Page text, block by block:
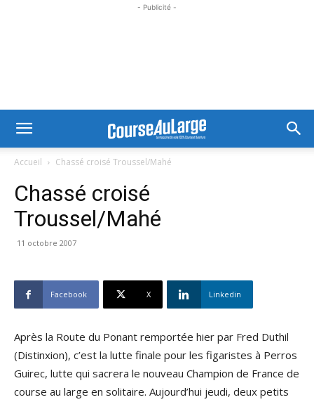
- Publicité -
Accueil Chassé croisé Troussel/Mahé
Chassé croisé
Troussel/Mahé
11 octobre 2007
Facebook X Linkedin
Après la Route du Ponant remportée hier par Fred Duthil
(Distinxion), c’est la lutte finale pour les figaristes à Perros
Guirec, lutte qui sacrera le nouveau Champion de France de
course au large en solitaire. Aujourd’hui jeudi, deux petits